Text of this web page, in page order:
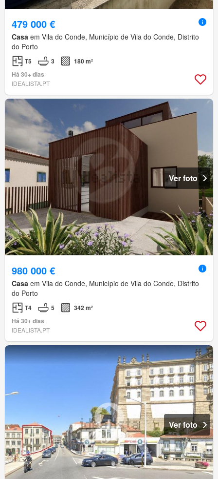
479 000 €
Casa em Vila do Conde, Município de Vila do Conde, Distrito
do Porto
T5 3
180 m²
Há 30+ dias
IDEALISTA.PT
Ver foto
980 000 €
Casa em Vila do Conde, Município de Vila do Conde, Distrito
do Porto
T4 5
342 m²
Há 30+ dias
IDEALISTA.PT
Ver foto